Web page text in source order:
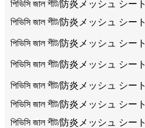
পিভিসি জাল শীট/防炎メッシュ シート
পিভিসি জাল শীট/防炎メッシュ シート
পিভিসি জাল শীট/防炎メッシュ シート
পিভিসি জাল শীট/防炎メッシュ シート
পিভিসি জাল শীট/防炎メッシュ シート
পিভিসি জাল শীট/防炎メッシュ シート
পিভিসি জাল শীট/防炎メッシュ シート